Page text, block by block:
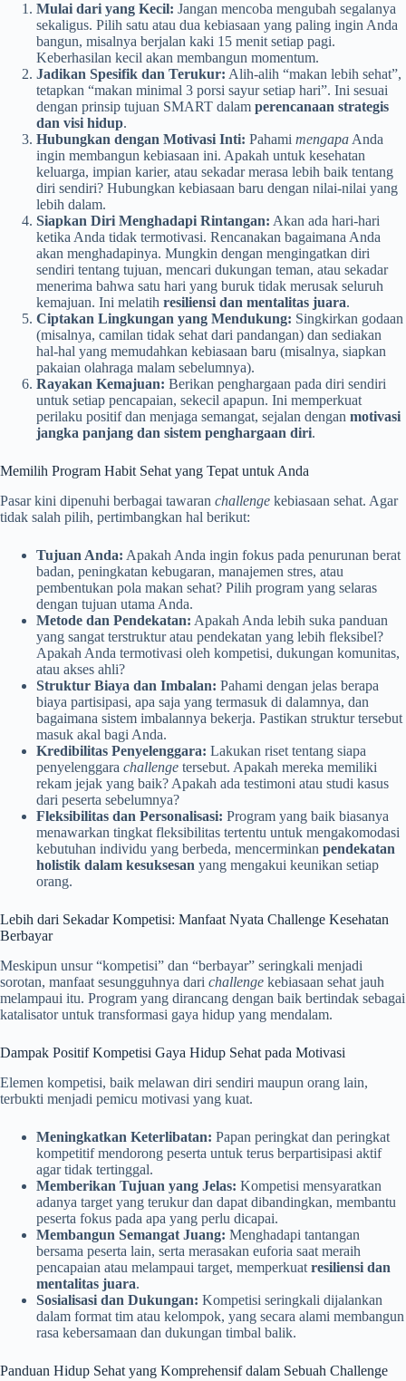
Mulai dari yang Kecil: Jangan mencoba mengubah segalanya
sekaligus. Pilih satu atau dua kebiasaan yang paling ingin Anda
bangun, misalnya berjalan kaki 15 menit setiap pagi.
Keberhasilan kecil akan membangun momentum.
Jadikan Spesifik dan Terukur: Alih-alih “makan lebih sehat”,
tetapkan “makan minimal 3 porsi sayur setiap hari”. Ini sesuai
dengan prinsip tujuan SMART dalam perencanaan strategis
dan visi hidup.
Hubungkan dengan Motivasi Inti: Pahami mengapa Anda
ingin membangun kebiasaan ini. Apakah untuk kesehatan
keluarga, impian karier, atau sekadar merasa lebih baik tentang
diri sendiri? Hubungkan kebiasaan baru dengan nilai-nilai yang
lebih dalam.
Siapkan Diri Menghadapi Rintangan: Akan ada hari-hari
ketika Anda tidak termotivasi. Rencanakan bagaimana Anda
akan menghadapinya. Mungkin dengan mengingatkan diri
sendiri tentang tujuan, mencari dukungan teman, atau sekadar
menerima bahwa satu hari yang buruk tidak merusak seluruh
kemajuan. Ini melatih resiliensi dan mentalitas juara.
Ciptakan Lingkungan yang Mendukung: Singkirkan godaan
(misalnya, camilan tidak sehat dari pandangan) dan sediakan
hal-hal yang memudahkan kebiasaan baru (misalnya, siapkan
pakaian olahraga malam sebelumnya).
Rayakan Kemajuan: Berikan penghargaan pada diri sendiri
untuk setiap pencapaian, sekecil apapun. Ini memperkuat
perilaku positif dan menjaga semangat, sejalan dengan motivasi
jangka panjang dan sistem penghargaan diri.
Memilih Program Habit Sehat yang Tepat untuk Anda
Pasar kini dipenuhi berbagai tawaran challenge kebiasaan sehat. Agar
tidak salah pilih, pertimbangkan hal berikut:
Tujuan Anda: Apakah Anda ingin fokus pada penurunan berat
badan, peningkatan kebugaran, manajemen stres, atau
pembentukan pola makan sehat? Pilih program yang selaras
dengan tujuan utama Anda.
Metode dan Pendekatan: Apakah Anda lebih suka panduan
yang sangat terstruktur atau pendekatan yang lebih fleksibel?
Apakah Anda termotivasi oleh kompetisi, dukungan komunitas,
atau akses ahli?
Struktur Biaya dan Imbalan: Pahami dengan jelas berapa
biaya partisipasi, apa saja yang termasuk di dalamnya, dan
bagaimana sistem imbalannya bekerja. Pastikan struktur tersebut
masuk akal bagi Anda.
Kredibilitas Penyelenggara: Lakukan riset tentang siapa
penyelenggara challenge tersebut. Apakah mereka memiliki
rekam jejak yang baik? Apakah ada testimoni atau studi kasus
dari peserta sebelumnya?
Fleksibilitas dan Personalisasi: Program yang baik biasanya
menawarkan tingkat fleksibilitas tertentu untuk mengakomodasi
kebutuhan individu yang berbeda, mencerminkan pendekatan
holistik dalam kesuksesan yang mengakui keunikan setiap
orang.
Lebih dari Sekadar Kompetisi: Manfaat Nyata Challenge Kesehatan
Berbayar
Meskipun unsur “kompetisi” dan “berbayar” seringkali menjadi
sorotan, manfaat sesungguhnya dari challenge kebiasaan sehat jauh
melampaui itu. Program yang dirancang dengan baik bertindak sebagai
katalisator untuk transformasi gaya hidup yang mendalam.
Dampak Positif Kompetisi Gaya Hidup Sehat pada Motivasi
Elemen kompetisi, baik melawan diri sendiri maupun orang lain,
terbukti menjadi pemicu motivasi yang kuat.
Meningkatkan Keterlibatan: Papan peringkat dan peringkat
kompetitif mendorong peserta untuk terus berpartisipasi aktif
agar tidak tertinggal.
Memberikan Tujuan yang Jelas: Kompetisi mensyaratkan
adanya target yang terukur dan dapat dibandingkan, membantu
peserta fokus pada apa yang perlu dicapai.
Membangun Semangat Juang: Menghadapi tantangan
bersama peserta lain, serta merasakan euforia saat meraih
pencapaian atau melampaui target, memperkuat resiliensi dan
mentalitas juara.
Sosialisasi dan Dukungan: Kompetisi seringkali dijalankan
dalam format tim atau kelompok, yang secara alami membangun
rasa kebersamaan dan dukungan timbal balik.
Panduan Hidup Sehat yang Komprehensif dalam Sebuah Challenge